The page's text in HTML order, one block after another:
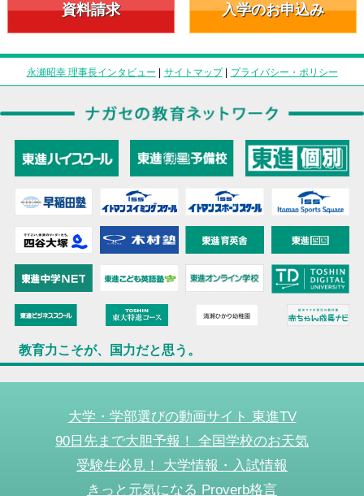
資料請求 入学のお申込み
永瀬昭幸 理事長インタビュー | サイトマップ| プライバシー・ポリシー
教育力こそが、国力だと思う。
大学・学部選びの動画サイト 東進TV
90日先まで大胆予報！ 全国学校のお天気
受験生必見！ 大学情報・入試情報
きっと元気になる Proverb格言